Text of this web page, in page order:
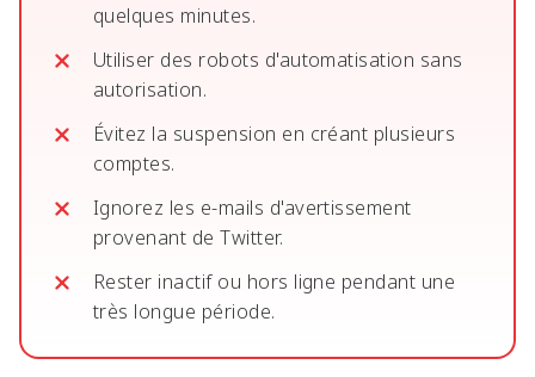
quelques minutes.
Utiliser des robots d'automatisation sans
autorisation.
Évitez la suspension en créant plusieurs
comptes.
Ignorez les e-mails d'avertissement
provenant de Twitter.
Rester inactif ou hors ligne pendant une
très longue période.